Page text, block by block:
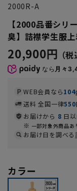
2000R-A
【2000品番シリ
臭】詰襟学生服上
20,900円
なら 月々
WEB会員なら104
送料 全国一律550
お届けから 8 日
一部対象外商品あ
お届け日を調べる
カラー